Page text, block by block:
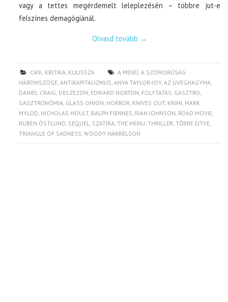
vagy a tettes megérdemelt leleplezésén – többre jut-e
felszínes demagógiánál.
Olvasd tovább →
CIKK, KRITIKA, KULISSZA A MENÜ,A SZOMORÚSÁG
HÁROMSZÖGE,ANTIKAPITALIZMUS,ANYA TAYLOR-JOY,AZ ÜVEGHAGYMA,
DANIEL CRAIG, DÍJSZEZON, EDWARD NORTON, FOLYTATÁS, GASZTRO,
GASZTRONÓMIA, GLASS ONION, HORROR, KNIVES OUT, KRIMI, MARK
MYLOD, NICHOLAS HOULT, RALPH FIENNES, RIAN JOHNSON, ROAD MOVIE,
RUBEN ÖSTLUND, SEQUEL, SZATÍRA,THE MENU,THRILLER,TŐRBE EJTVE,
TRIANGLE OF SADNESS,WOODY HARRELSON